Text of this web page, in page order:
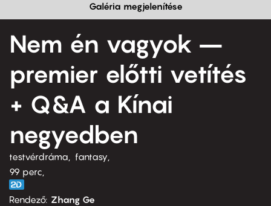
Galéria megjelenítése
Nem én vagyok –
premier előtti vetítés
+ Q&A a Kínai
negyedben
testvérdráma
fantasy
99 perc,
Rendező Zhang Ge